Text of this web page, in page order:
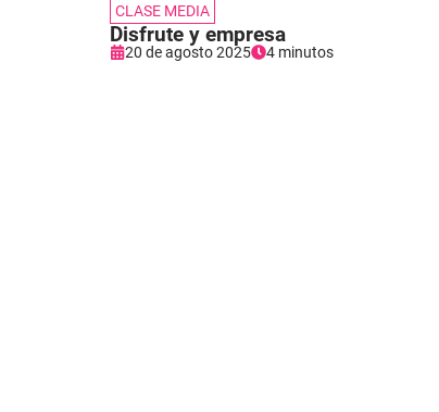
CLASE MEDIA
Disfrute y empresa
20 de agosto 2025 4 minutos